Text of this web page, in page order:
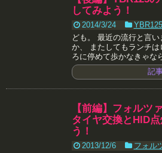
してみよう！
2014/3/24
YBR125
ども。 最近の流行と言
か、 またしてもランチ
ろに停めて歩かなきゃな
記
【前編】フォルツ
タイヤ交換とHID
う！
2013/12/6
フォル